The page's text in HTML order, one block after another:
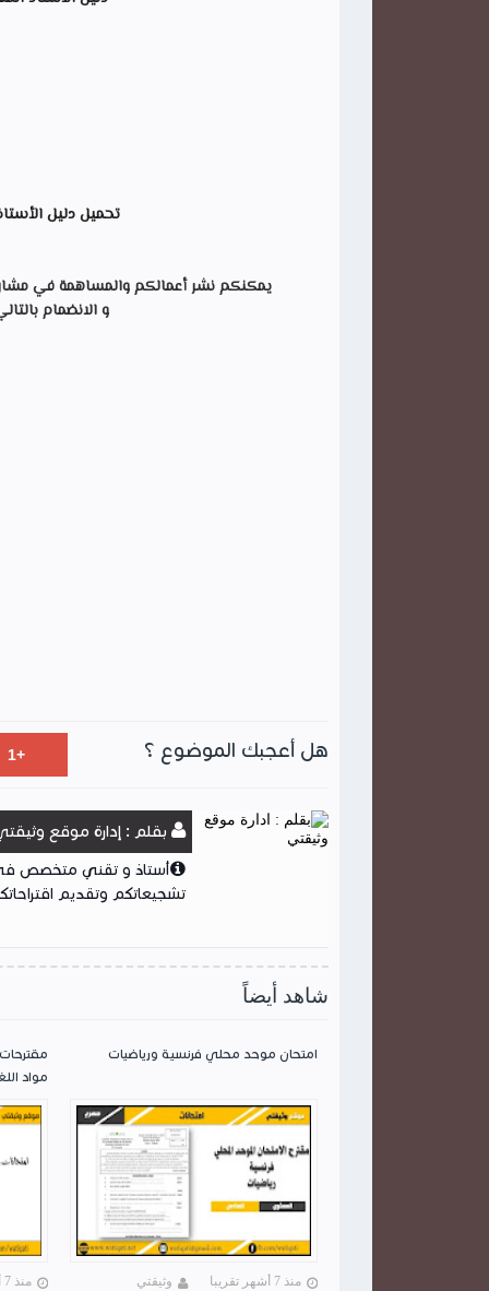
تحميلدليل
يمكنكم نشر أعمالكم والمساهمة في
و الانضمام
هل أعجبك الموضوع ؟
بقلم : إدارة موقع
أستاذ و تقني متخصص في
تشجيعاتكم وتقديم
شاهد أيضاً
مواد
منذ 7 أشهر تقريبا
امتحان موحد محلي فرنسية ورياضيات
منذ 7 أشهر تقريبا وثيقتي